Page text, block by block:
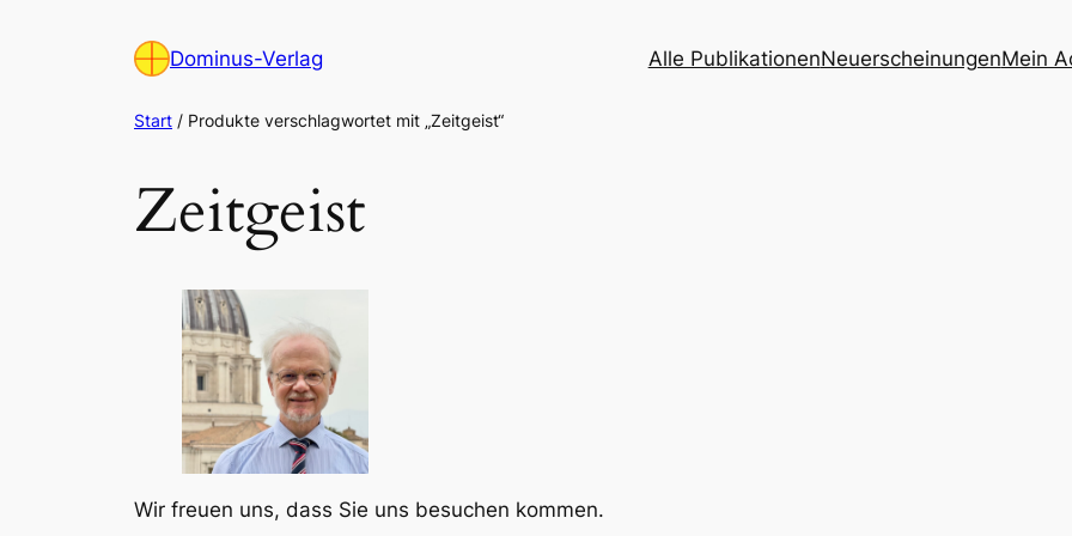
Dominus-Verlag Alle PublikationenNeuerscheinungenMein
Start / Produkte verschlagwortet mit „Zeitgeist“
Zeitgeist
Wir freuen uns, dass Sie uns besuchen kommen.